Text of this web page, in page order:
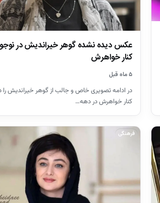
عکس دیده نشده گوهر خیراندیش در
کنار خواهرش
۵ ماه قبل
در ادامه تصویری خاص و جالب از گوهر خیراندیش را
کنار خواهرش در دهه…
فرهنگی